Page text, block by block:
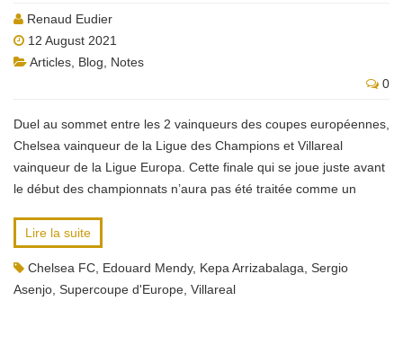
Renaud Eudier
12 August 2021
Articles Blog
Notes
0
Duel au sommet entre les 2 vainqueurs des coupes européennes,
Chelsea vainqueur de la Ligue des Champions et Villareal
vainqueur de la Ligue Europa. Cette finale qui se joue juste avant
le début des championnats n’aura pas été traitée comme un
Lire la suite
Chelsea FC Edouard Mendy, Kepa Arrizabalaga Sergio
Asenjo Supercoupe d'Europe Villareal